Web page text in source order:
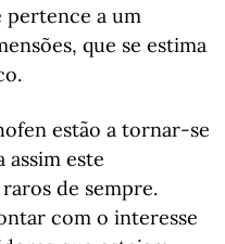
pertence a um
que se estima
estão a tornar-se
assim este
de sempre.
com o interesse